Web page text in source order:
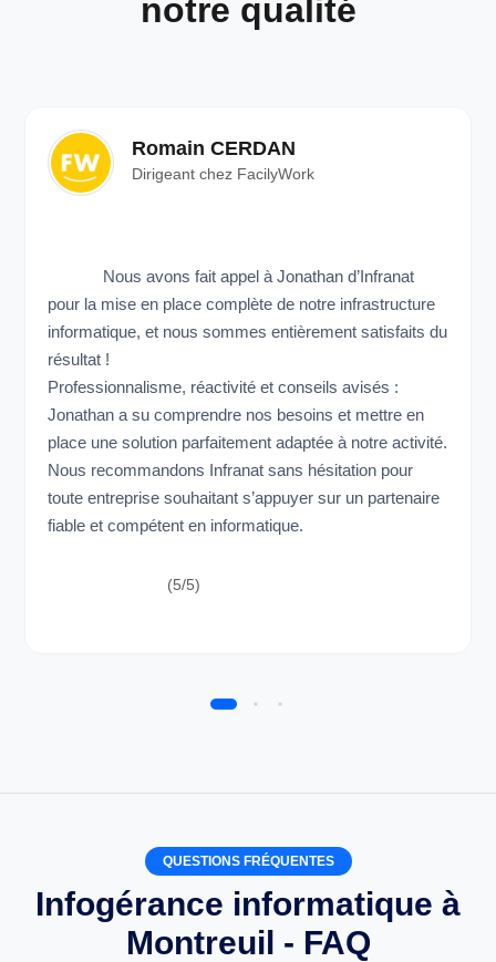
notre qualité
Romain CERDAN
Dirigeant chez FacilyWork
Nous avons fait appel à Jonathan d’Infranat
pour la mise en place complète de notre infrastructure
informatique, et nous sommes entièrement satisfaits du
résultat !
Professionnalisme, réactivité et conseils avisés :
Jonathan a su comprendre nos besoins et mettre en
place une solution parfaitement adaptée à notre activité.
Nous recommandons Infranat sans hésitation pour
toute entreprise souhaitant s’appuyer sur un partenaire
fiable et compétent en informatique.
(5/5)
QUESTIONS FRÉQUENTES
Infogérance informatique à
Montreuil - FAQ